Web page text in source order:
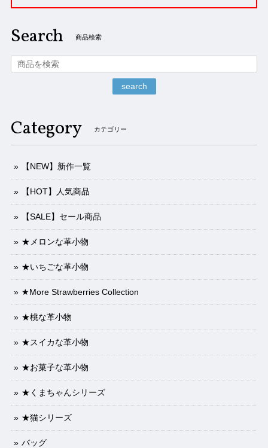
Search 商品検索
search
Category カテゴリー
【NEW】新作一覧
【HOT】人気商品
【SALE】セール商品
★メロンな革小物
★いちごな革小物
★More Strawberries Collection
★桃な革小物
★スイカな革小物
★お菓子な革小物
★くまちゃんシリーズ
★猫シリーズ
バッグ